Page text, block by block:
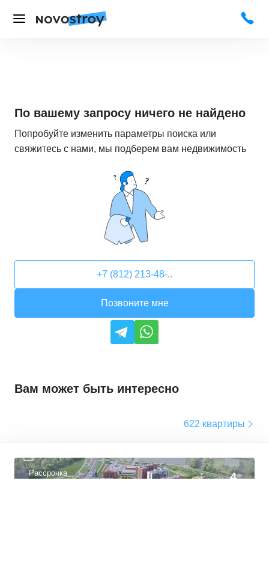
По вашему запросу ничего не найдено
Попробуйте изменить параметры поиска или
свяжитесь с нами, мы подберем вам недвижимость
+7 (812) 213-48-..
Позвоните мне
Вам может быть интересно
622 квартиры
Рассрочка 4